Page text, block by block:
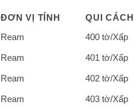
ĐƠN VỊ TÍNH
QUI CÁCH
Ream 400 tờ/Xấp
Ream 401 tờ/Xấp
Ream 402 tờ/Xấp
Ream 403 tờ/Xấp